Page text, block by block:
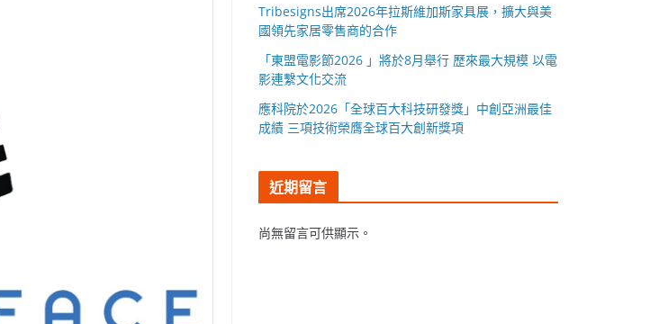
Tribesigns出席2026年拉斯維加斯家具展，擴大與美
國領先家居零售商的合作
「東盟電影節2026 」將於8月舉行 歷來最大規模 以電
影連繫文化交流
應科院於2026「全球百大科技研發獎」中創亞洲最佳
成績 三項技術榮膺全球百大創新獎項
近期留言
尚無留言可供顯示。